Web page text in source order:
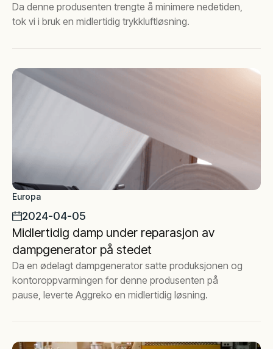
Da denne produsenten trengte å minimere nedetiden,
tok vi i bruk en midlertidig trykkluftløsning.
Europa
2024-04-05
Midlertidig damp under reparasjon av
dampgenerator på stedet
Da en ødelagt dampgenerator satte produksjonen og
kontoroppvarmingen for denne produsenten på
pause, leverte Aggreko en midlertidig løsning.